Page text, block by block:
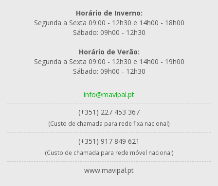
Horário de Inverno:
Segunda a Sexta 09:00 - 12h30 e 14h00 - 18h00
Sábado: 09h00 - 12h30
Horário de Verão:
Segunda a Sexta 09:00 - 12h30 e 14h00 - 19h00
Sábado: 09h00 - 12h30
info@mavipal.pt
(+351) 227 453 367
(Custo de chamada para rede fixa nacional)
(+351) 917 849 621
(Custo de chamada para rede móvel nacional)
www.mavipal.pt